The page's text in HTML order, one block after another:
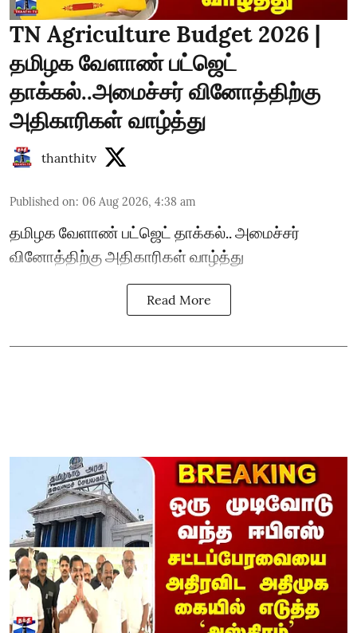
TN Agriculture Budget 2026 |
தமிழக வேளாண் பட்ஜெட்
தாக்கல்..அமைச்சர் வினோத்திற்கு
அதிகாரிகள் வாழ்த்து
thanthitv
Published on: 06 Aug 2026, 4:38 am
தமிழக வேளாண் பட்ஜெட் தாக்கல்.. அமைச்சர்
வினோத்திற்கு அதிகாரிகள் வாழ்த்து
Read More